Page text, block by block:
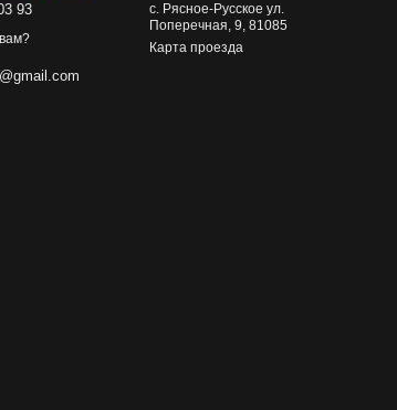
93
с. Рясное-Русское ул.
Поперечная, 9, 81085
Карта проезда